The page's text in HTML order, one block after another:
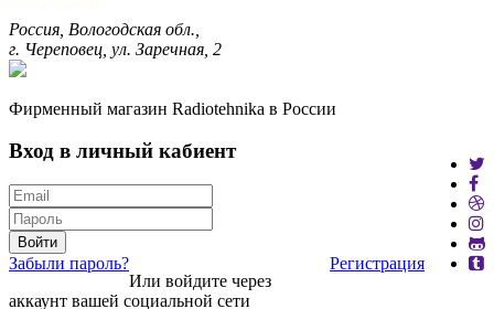
Россия, Вологодская обл.,
г. Череповец, ул. Заречная, 2
Фирменный магазин Radiotehnika в России
Вход в личный кабиент
Войти
Забыли пароль?
Регистрация
Или войдите через
аккаунт вашей социальной сети